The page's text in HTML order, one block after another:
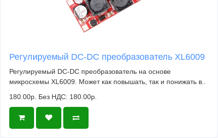
Регулируемый DC-DC преобразователь XL6009
Регулируемый DC-DC преобразователь на основе
микросхемы XL6009. Может как повышать, так и понижать в..
180.00р. Без НДС: 180.00р.